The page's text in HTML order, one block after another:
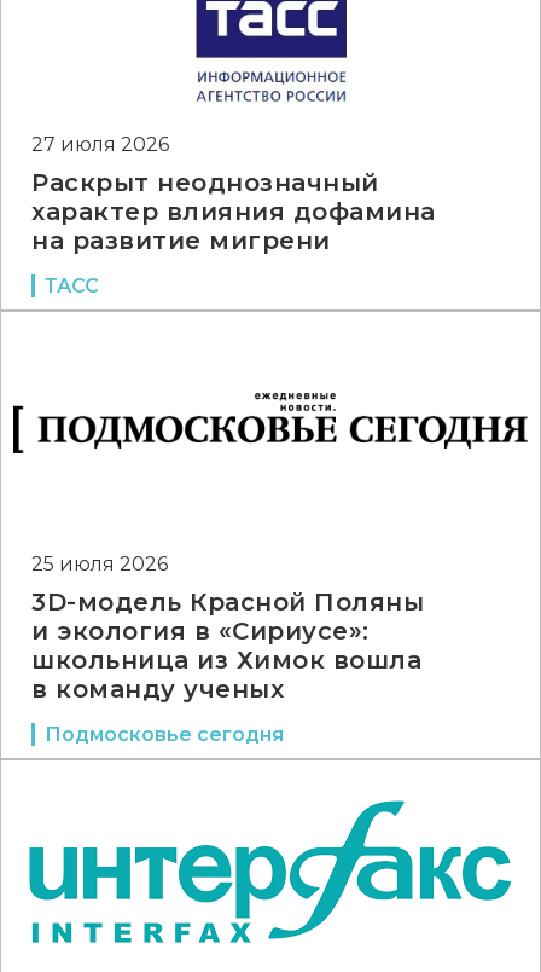
27 июля 2026
Раскрыт неоднозначный
характер влияния дофамина
на развитие мигрени
ТАСС
25 июля 2026
3D-модель Красной Поляны
и экология в «Сириусе»:
школьница из Химок вошла
в команду ученых
Подмосковье сегодня